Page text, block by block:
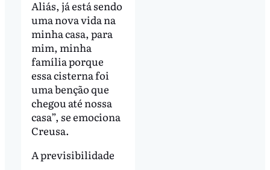
Aliás, já está sendo
uma nova vida na
minha casa, para
mim, minha
família porque
essa cisterna foi
uma benção que
chegou até nossa
casa”, se emociona
Creusa.
A previsibilidade